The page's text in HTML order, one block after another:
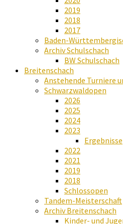
2019
2018
2017
Baden-
Archiv Schulschach
BW Schulschach
Breitenschach
Anstehende Turniere
Schwarzwaldopen
2026
2025
2024
2023
Ergebnisse
2022
2021
2019
2018
Schlossopen
Tandem-Meisterschaft
Archiv Breitenschach
Kinder- und